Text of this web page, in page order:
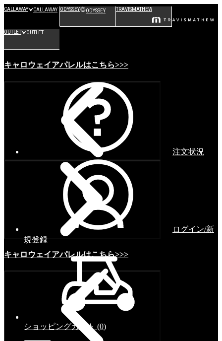
CALLAWAY CALLAWAY ODYSSEY ODYSSEY TRAVISMATHEW
OUTLET OUTLET
キャロウェイアパレルはこちら>>>
キャロウェイアパレルはこちら>>>
注文状況
ログイン/新
規登録
ショッピングカート (0)